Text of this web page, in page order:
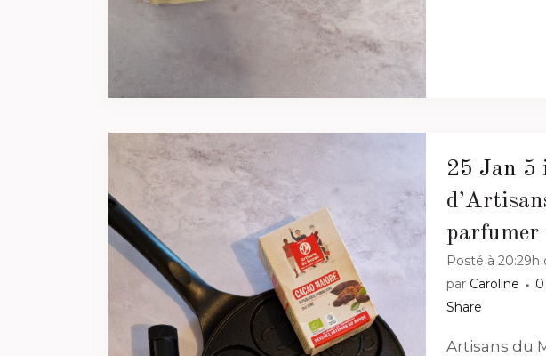
25 Jan 5
parfumer
Posté à 20:29h
par Caroline
Share
Artisans du